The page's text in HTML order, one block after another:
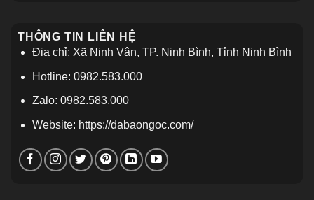
THÔNG TIN LIÊN HỆ
Địa chỉ: Xã Ninh Vân, TP. Ninh Bình, Tỉnh Ninh Bình
Hotline: 0982.583.000
Zalo: 0982.583.000
Website: https://dabaongoc.com/